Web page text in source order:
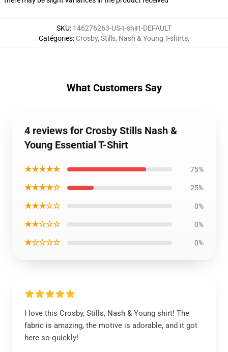
SKU: 146276263-US-t-shirt-DEFAULT
Catégories: Crosby, Stills, Nash & Young T-shirts,
What Customers Say
4 reviews for Crosby Stills Nash &
Young Essential T-Shirt
★★★★★ 75%
★★★★☆ 25%
★★★☆☆ 0%
★★☆☆☆ 0%
★☆☆☆☆ 0%
I love this Crosby, Stills, Nash & Young shirt! The
fabric is amazing, the motive is adorable, and it got
here so quickly!